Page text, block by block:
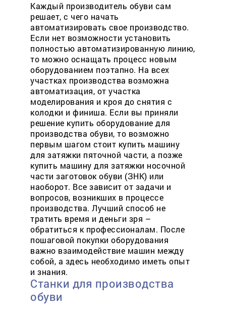
Каждый производитель обуви сам
решает, с чего начать
автоматизировать свое производство.
Если нет возможности установить
полностью автоматизированную линию,
то можно оснащать процесс новым
оборудованием поэтапно. На всех
участках производства возможна
автоматизация, от участка
моделирования и кроя до снятия с
колодки и финиша. Если вы приняли
решение купить оборудование для
производства обуви, то возможно
первым шагом стоит купить машину
для затяжки пяточной части, а позже
купить машину для затяжки носочной
части заготовок обуви (ЗНК) или
наоборот. Все зависит от задачи и
вопросов, возникших в процессе
производства. Лучший способ не
тратить время и деньги зря –
обратиться к профессионалам. После
пошаговой покупки оборудования
важно взаимодействие машин между
собой, а здесь необходимо иметь опыт
и знания.
Станки для производства
обуви